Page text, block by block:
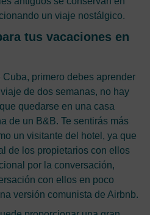
un viaje nostálgico.
tus vacaciones en
primero debes aprender
de dos semanas, no hay
quedarse en una casa
de un B&B. Te sentirás más
un visitante del hotel, ya que
de los propietarios con ellos
por la conversación,
con ellos en poco
versión comunista de Airbnb.